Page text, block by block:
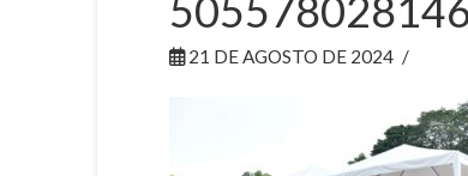
21 DE AGOSTO DE 2024